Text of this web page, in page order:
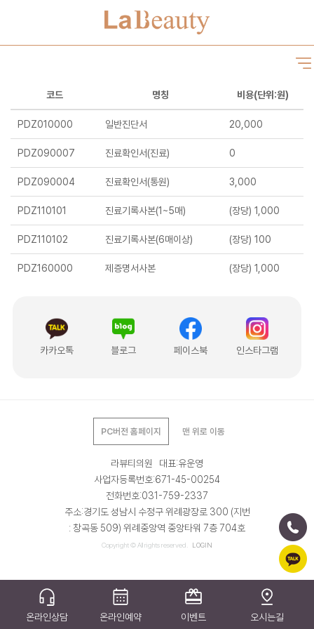
코드 명칭 비용(단위:원)
PDZ010000 일반진단서 20,000
PDZ090007 진료확인서(진료) 0
PDZ090004 진료확인서(통원) 3,000
PDZ110101 진료기록사본(1~5매) (장당) 1,000
PDZ110102 진료기록사본(6매이상) (장당) 100
PDZ160000 제증명서사본 (장당) 1,000
카카오톡 블로그 페이스북 인스타그램
온라인상담 온라인예약 이벤트 오시는길
PC버전 홈페이지 맨 위로 이동
라뷰티의원 대표:유운영
사업자등록번호:671-45-00254
전화번호:031-759-2337
주소:경기도 성남시 수정구 위례광장로 300 (지번
: 창곡동 509) 위례중앙역 중앙타워 7층 704호
Copyright © All rights reserved. LOGIN